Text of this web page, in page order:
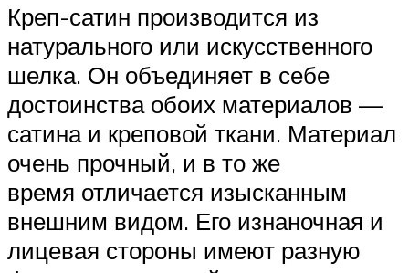
Креп-сатин производится из
натурального или искусственного
шелка. Он объединяет в себе
достоинства обоих материалов —
сатина и креповой ткани. Материал
очень прочный, и в то же
время отличается изысканным
внешним видом. Его изнаночная и
лицевая стороны имеют разную